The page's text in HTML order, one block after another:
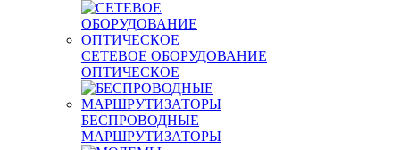
СЕТЕВОЕ ОБОРУДОВАНИЕ
ОПТИЧЕСКОЕ
БЕСПРОВОДНЫЕ
МАРШРУТИЗАТОРЫ